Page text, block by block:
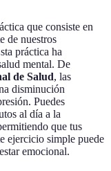
que consiste en
de nuestros
práctica ha
mental. De
de Salud, las
disminución
Puedes
al día a la
que tus
ejercicio simple puede
emocional.